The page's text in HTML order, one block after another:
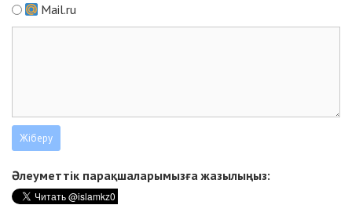
Mail.ru
Әлеуметтік парақшаларымызға жазылыңыз: